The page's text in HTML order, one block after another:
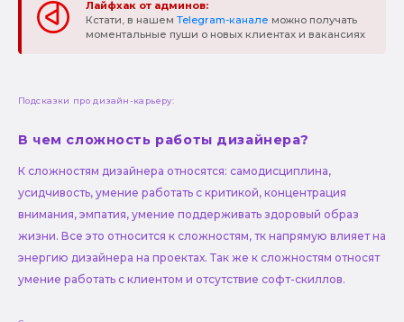
Лайфхак от админов:
Кстати, в нашем Telegram-канале можно получать
моментальные пуши о новых клиентах и вакансиях
Подсказки про дизайн-карьеру:
В чем сложность работы дизайнера?
К сложностям дизайнера относятся: самодисциплина,
усидчивость, умение работать с критикой, концентрация
внимания, эмпатия, умение поддерживать здоровый образ
жизни. Все это относится к сложностям, тк напрямую влияет на
энергию дизайнера на проектах. Так же к сложностям относят
умение работать с клиентом и отсутствие софт-скиллов.